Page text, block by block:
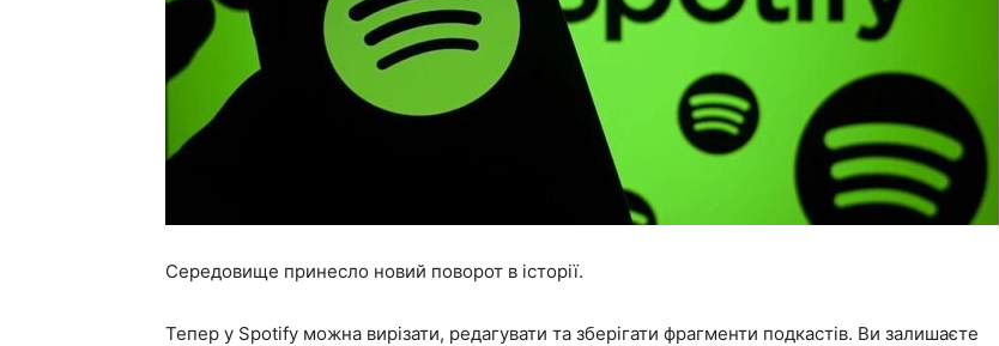
Середовище принесло новий поворот в історії.
Тепер у Spotify можна вирізати, редагувати та зберігати фрагменти подкастів. Ви залишаєте